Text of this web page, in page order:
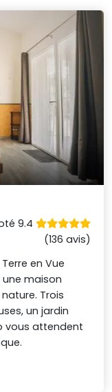
9.4
(136 avis)
en Vue
maison
Trois
un jardin
vous attendent